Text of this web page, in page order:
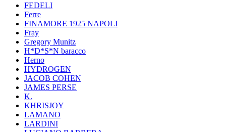
FEDELI
Ferre
FINAMORE 1925 NAPOLI
Fray
Gregory Munitz
H*D*S*N baracco
Herno
HYDROGEN
JACOB COHEN
JAMES PERSE
K.
KHRISJOY
LAMANO
LARDINI